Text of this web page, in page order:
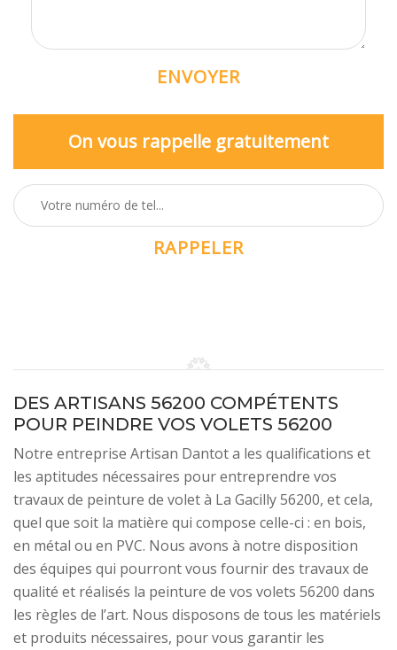
On vous rappelle gratuitement
DES ARTISANS 56200 COMPÉTENTS
POUR PEINDRE VOS VOLETS 56200
Notre entreprise Artisan Dantot a les qualifications et
les aptitudes nécessaires pour entreprendre vos
travaux de peinture de volet à La Gacilly 56200, et cela,
quel que soit la matière qui compose celle-ci : en bois,
en métal ou en PVC. Nous avons à notre disposition
des équipes qui pourront vous fournir des travaux de
qualité et réalisés la peinture de vos volets 56200 dans
les règles de l’art. Nous disposons de tous les matériels
et produits nécessaires, pour vous garantir les